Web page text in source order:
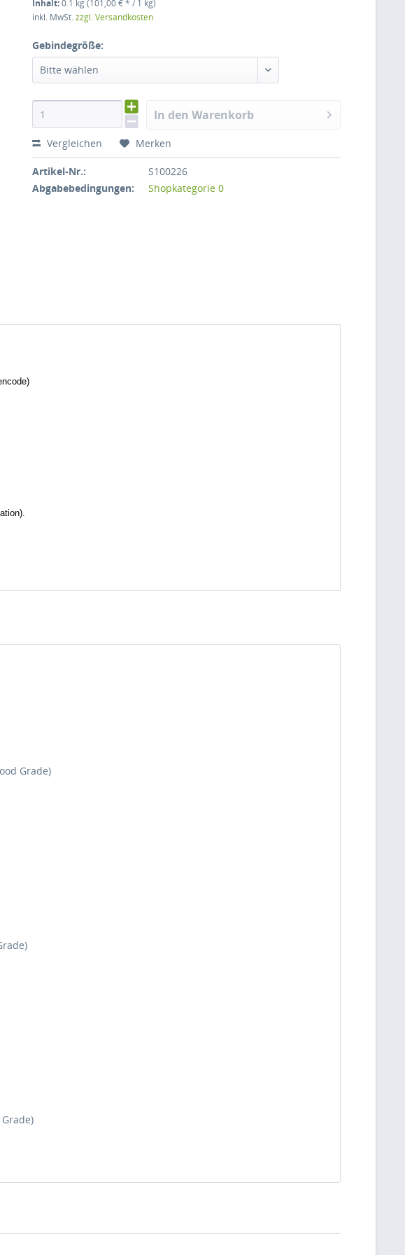
Inhalt:0.1 kg (101,00 € * / 1 kg)
inkl. MwSt.zzgl. Versandkosten
Gebindegröße:
Bitte wählen
In den Warenkorb
Vergleichen Merken
Artikel-Nr.:
S100226
Abgabebedingungen:
Shopkategorie 0
Grade)
Grade)